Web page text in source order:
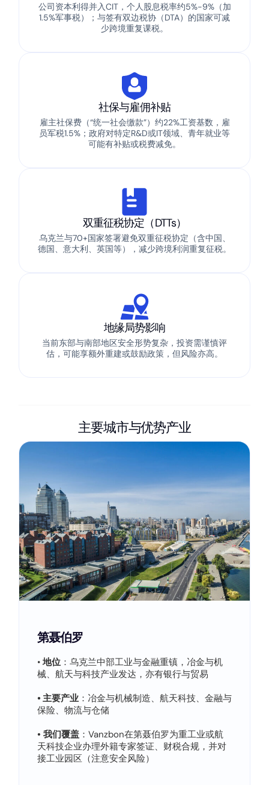
公司资本利得并入CIT，个人股息税率约5%-9%（加
1.5%军事税）；与签有双边税协（DTA）的国家可减
少跨境重复课税。
社保与雇佣补贴
雇主社保费（“统一社会缴款”）约22%工资基数，雇
员军税1.5%；政府对特定R&D或IT领域、青年就业等
可能有补贴或税费减免。
双重征税协定（DTTs）
乌克兰与70+国家签署避免双重征税协定（含中国、
德国、意大利、英国等），减少跨境利润重复征税。
地缘局势影响
当前东部与南部地区安全形势复杂，投资需谨慎评
估，可能享额外重建或鼓励政策，但风险亦高。
主要城市与优势产业
第聂伯罗
•地位 ：乌克兰中部工业与金融重镇，冶金与机
械、航天与科技产业发达，亦有银行与贸易
•主要产业 ：冶金与机械制造、航天科技、金融与
保险、物流与仓储
•我们覆盖 ：Vanzbon在第聂伯罗为重工业或航
天科技企业办理外籍专家签证、财税合规，并对
接工业园区（注意安全风险）